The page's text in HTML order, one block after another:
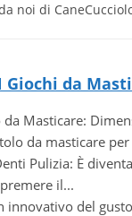
noi di
Giochi da
da Masticare:
da masticare per
Pulizia: È
il...
innovativo del